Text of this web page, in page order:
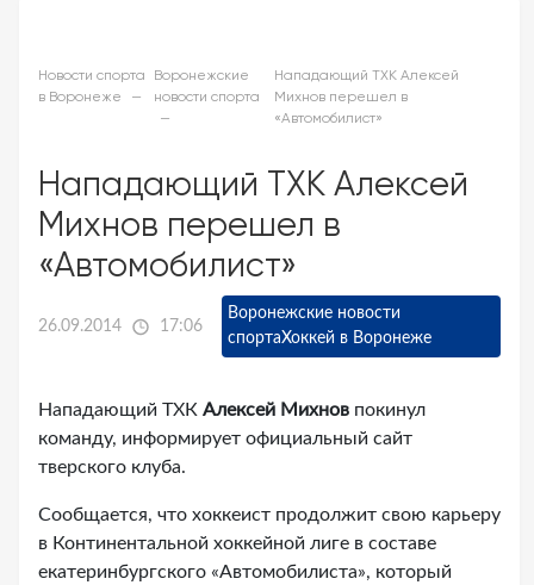
Новости спорта
в Воронеже
Воронежские
новости спорта
Нападающий ТХК Алексей
Михнов перешел в
«Автомобилист»
Нападающий ТХК Алексей
Михнов перешел в
«Автомобилист»
26.09.2014 17:06
Воронежские новости
спортаХоккей в Воронеже
Нападающий ТХК Алексей Михнов покинул
команду, информирует официальный сайт
тверского клуба.
Сообщается, что хоккеист продолжит свою карьеру
в Континентальной хоккейной лиге в составе
екатеринбургского «Автомобилиста», который